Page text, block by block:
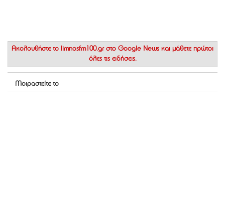
Ακολουθήστε το limnosfm100.gr στο Google News και μάθετε πρώτοι
όλες τις ειδήσεις.
Μοιραστείτε το